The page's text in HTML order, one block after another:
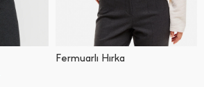
Fermuarlı Hırka